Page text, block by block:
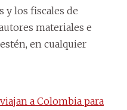
y los fiscales de
materiales e
en cualquier
a Colombia para